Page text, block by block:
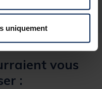
uniquement
vous
: